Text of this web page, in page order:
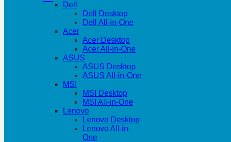
Dell
Dell Desktop
Dell All-in-One
Acer
Acer Desktop
Acer All-in-One
ASUS
ASUS Desktop
ASUS All-in-One
MSI
MSI Desktop
MSI All-in-One
Lenovo
Lenovo Desktop
Lenovo All-in-
One